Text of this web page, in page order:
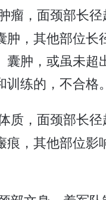
瘤，面颈部长
肿，其他部位长
囊肿，或虽未超
练的，不合格。
质，面颈部长
痕，其他部位影